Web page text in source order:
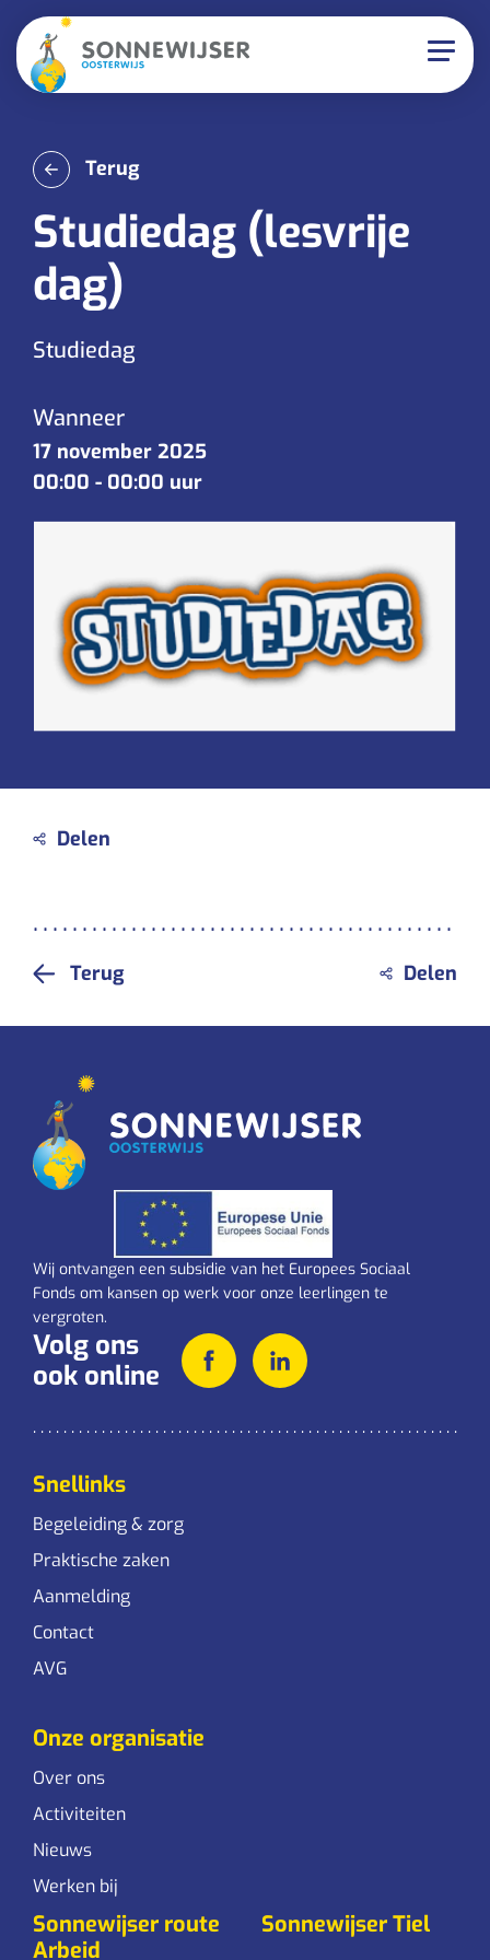
Terug
Studiedag (lesvrije
dag)
Studiedag
Wanneer
17 november 2025
00:00 - 00:00 uur
Terug
Wij ontvangen een subsidie van het Europees Sociaal
Fonds om kansen op werk voor onze leerlingen te
vergroten.
Volg ons
ook online
Snellinks
Begeleiding & zorg
Praktische zaken
Aanmelding
Contact
AVG
Onze organisatie
Over ons
Activiteiten
Nieuws
Werken bij
Sonnewijser route
Arbeid
Sonnewijser Tiel